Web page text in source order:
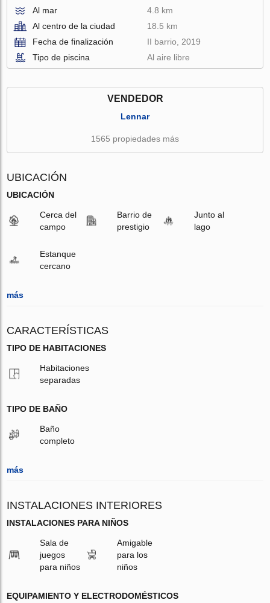
Al mar
4.8 km
Al centro de la ciudad
18.5 km
Fecha de finalización
II barrio, 2019
Tipo de piscina
Al aire libre
VENDEDOR
Lennar
1565 propiedades más
UBICACIÓN
UBICACIÓN
Cerca del
campo
Barrio de
prestigio
Junto al
lago
Estanque
cercano
más
CARACTERÍSTICAS
TIPO DE HABITACIONES
Habitaciones
separadas
TIPO DE BAÑO
Baño
completo
más
INSTALACIONES INTERIORES
INSTALACIONES PARA NIÑOS
Sala de
juegos
para niños
Amigable
para los
niños
EQUIPAMIENTO Y ELECTRODOMÉSTICOS